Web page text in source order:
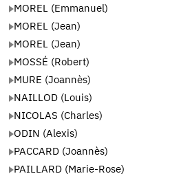
MOREL (Emmanuel)
MOREL (Jean)
MOREL (Jean)
MOSSÉ (Robert)
MURE (Joannès)
NAILLOD (Louis)
NICOLAS (Charles)
ODIN (Alexis)
PACCARD (Joannès)
PAILLARD (Marie-Rose)